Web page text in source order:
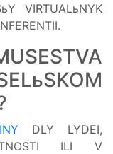
VIRTUALьNYK
DLY LYDEI,
ILI V